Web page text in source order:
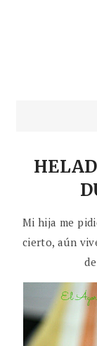
Mi hija me
cierto, aún